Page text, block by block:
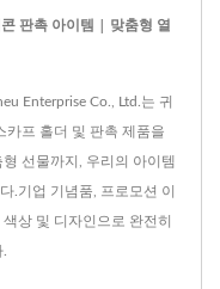
판촉 아이템 | 맞춤형 열
Enterprise Co., Ltd.는 귀
카프 홀더 및 판촉 제품을
선물까지, 우리의 아이템
.기업 기념품, 프로모션 이
상 및 디자인으로 완전히